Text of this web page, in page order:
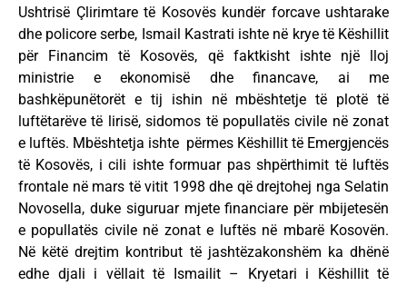
Ushtrisë Çlirimtare të Kosovës kundër forcave ushtarake
dhe policore serbe, Ismail Kastrati ishte në krye të Këshillit
për Financim të Kosovës, që faktkisht ishte një lloj
ministrie e ekonomisë dhe financave, ai me
bashkëpunëtorët e tij ishin në mbështetje të plotë të
luftëtarëve të lirisë, sidomos të popullatës civile në zonat
e luftës. Mbështetja ishte përmes Këshillit të Emergjencës
të Kosovës, i cili ishte formuar pas shpërthimit të luftës
frontale në mars të vitit 1998 dhe që drejtohej nga Selatin
Novosella, duke siguruar mjete financiare për mbijetesën
e popullatës civile në zonat e luftës në mbarë Kosovën.
Në këtë drejtim kontribut të jashtëzakonshëm ka dhënë
edhe djali i vëllait të Ismailit – Kryetari i Këshillit të